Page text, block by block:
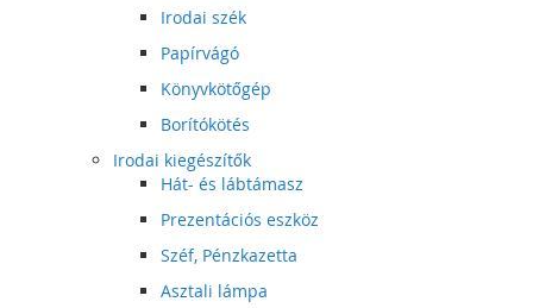
Irodai szék
Papírvágó
Könyvkötőgép
Borítókötés
Irodai kiegészítők
Hát- és lábtámasz
Prezentációs eszköz
Széf, Pénzkazetta
Asztali lámpa